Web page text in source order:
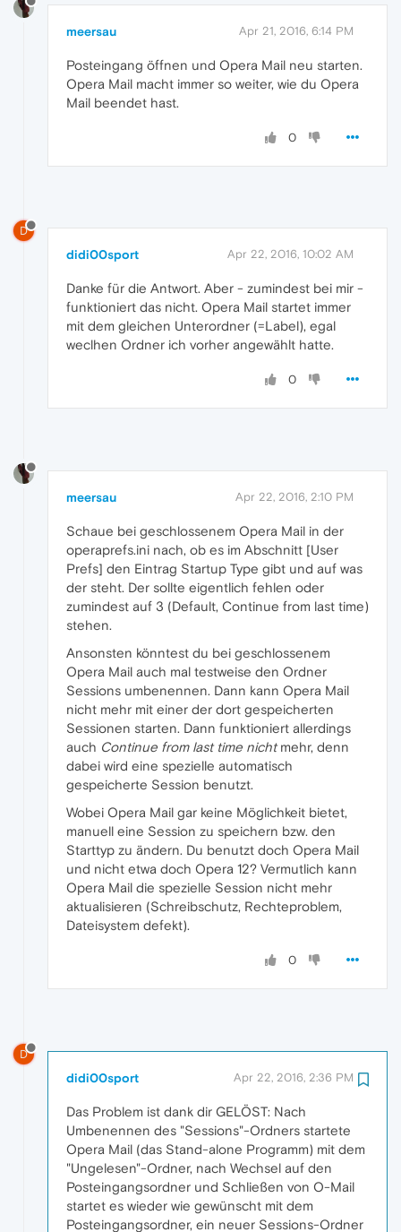
meersau Apr 21, 2016, 6:14 PM
Posteingang öffnen und Opera Mail neu starten.
Opera Mail macht immer so weiter, wie du Opera
Mail beendet hast.
0
D
didi00sport Apr 22, 2016, 10:02 AM
Danke für die Antwort. Aber - zumindest bei mir -
funktioniert das nicht. Opera Mail startet immer
mit dem gleichen Unterordner (=Label), egal
weclhen Ordner ich vorher angewählt hatte.
0
meersau Apr 22, 2016, 2:10 PM
Schaue bei geschlossenem Opera Mail in der
operaprefs.ini nach, ob es im Abschnitt [User
Prefs] den Eintrag Startup Type gibt und auf was
der steht. Der sollte eigentlich fehlen oder
zumindest auf 3 (Default, Continue from last time)
stehen.
Ansonsten könntest du bei geschlossenem
Opera Mail auch mal testweise den Ordner
Sessions umbenennen. Dann kann Opera Mail
nicht mehr mit einer der dort gespeicherten
Sessionen starten. Dann funktioniert allerdings
auch Continue from last time nichtmehr, denn
dabei wird eine spezielle automatisch
gespeicherte Session benutzt.
Wobei Opera Mail gar keine Möglichkeit bietet,
manuell eine Session zu speichern bzw. den
Starttyp zu ändern. Du benutzt doch Opera Mail
und nicht etwa doch Opera 12? Vermutlich kann
Opera Mail die spezielle Session nicht mehr
aktualisieren (Schreibschutz, Rechteproblem,
Dateisystem defekt).
0
D
didi00sport Apr 22, 2016, 2:36 PM
Das Problem ist dank dir GELÖST: Nach
Umbenennen des "Sessions"-Ordners startete
Opera Mail (das Stand-alone Programm) mit dem
"Ungelesen"-Ordner, nach Wechsel auf den
Posteingangsordner und Schließen von O-Mail
startet es wieder wie gewünscht mit dem
Posteingangsordner, ein neuer Sessions-Ordner